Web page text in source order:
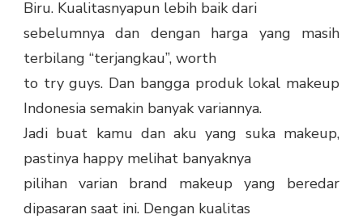
Biru. Kualitasnyapun lebih baik dari
sebelumnya dan dengan harga yang masih
terbilang “terjangkau”, worth
to try guys. Dan bangga produk lokal makeup
Indonesia semakin banyak variannya.
Jadi buat kamu dan aku yang suka makeup,
pastinya happy melihat banyaknya
pilihan varian brand makeup yang beredar
dipasaran saat ini. Dengan kualitas